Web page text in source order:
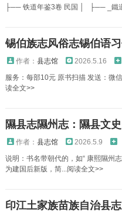
├── 铁道年鉴3卷 民国 │ ├── _鐵
作者： 县志馆
2026.5.16
服务：每部10元 原书扫描 发送：微
读全文>>
作者： 县志馆
2026.5.9
说明：书名带朝代的，如“ 康熙隰州
为建国后新版，简...阅读全文>>